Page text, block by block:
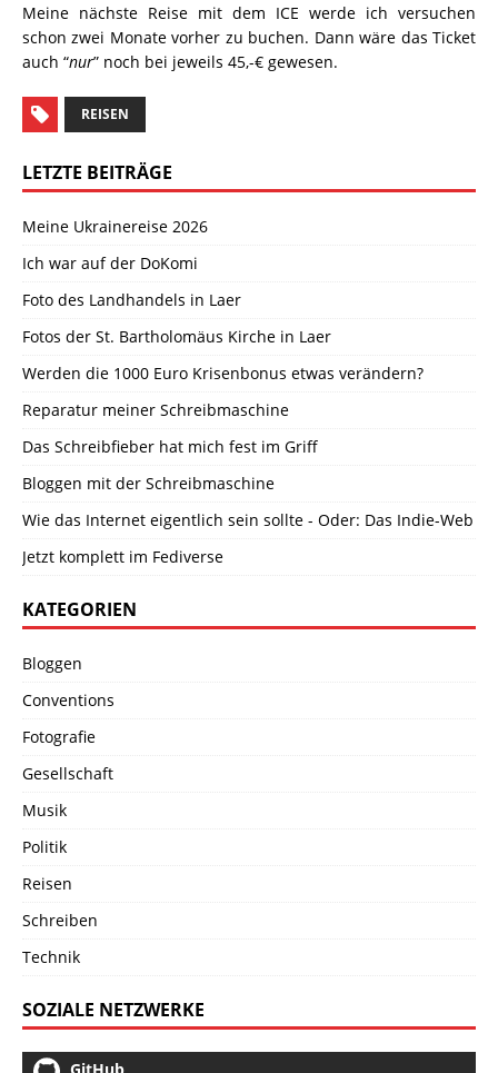
Meine nächste Reise mit dem ICE werde ich versuchen
schon zwei Monate vorher zu buchen. Dann wäre das Ticket
auch “nur” noch bei jeweils 45,-€ gewesen.
REISEN
LETZTE BEITRÄGE
Meine Ukrainereise 2026
Ich war auf der DoKomi
Foto des Landhandels in Laer
Fotos der St. Bartholomäus Kirche in Laer
Werden die 1000 Euro Krisenbonus etwas verändern?
Reparatur meiner Schreibmaschine
Das Schreibfieber hat mich fest im Griff
Bloggen mit der Schreibmaschine
Wie das Internet eigentlich sein sollte - Oder: Das Indie-Web
Jetzt komplett im Fediverse
KATEGORIEN
Bloggen
Conventions
Fotografie
Gesellschaft
Musik
Politik
Reisen
Schreiben
Technik
SOZIALE NETZWERKE